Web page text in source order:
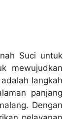
Suci untuk
mewujudkan
langkah
panjang
Dengan